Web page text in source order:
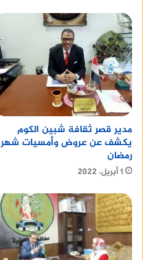
مدير قصر ثقافة شبين الكوم
يكشف عن عروض وأمسيات شهر
رمضان
1 أبريل، 2022